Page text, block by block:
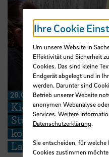
28.07.2026
Kieserling Stiftung
Studierenden der
kostenlose
Ladungssicherung
Ihre Cookie
Um unsere Website in
Effektivität und Sicherheit
Cookies. Das sind kleine
Endgerät abgelegt und in
werden. Darunter sind
Betrieb unserer Website
anonymen Webanalyse
Services. Weitere
Datenschutzerklärung.
Sie entscheiden, für welche
Cookies zustimmen